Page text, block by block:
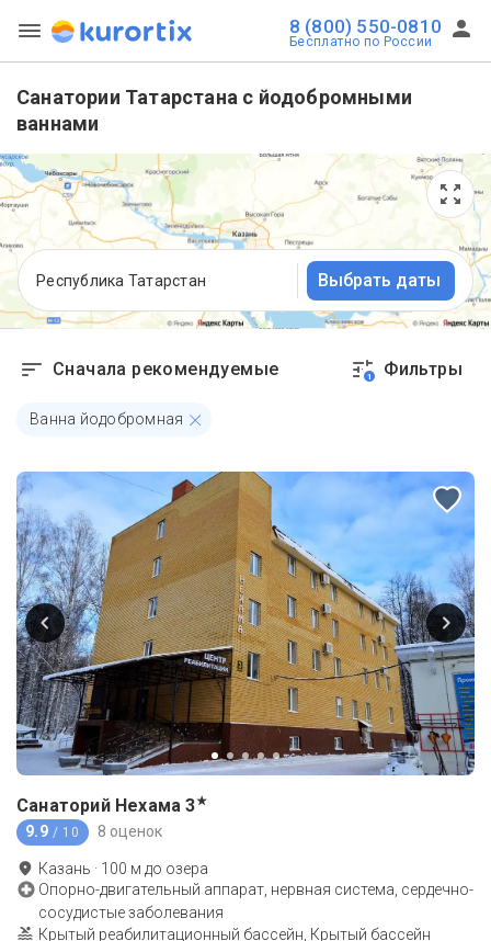
8 (800) 550-0810
Бесплатно по России
Санатории Татарстана с йодобромными
ваннами
Республика Татарстан Выбрать даты
Сначала рекомендуемые 1 Фильтры
Ванна йодобромная
Санаторий Нехама 3★
9.9 / 10 8 оценок
Казань · 100 м до озера
Опорно-двигательный аппарат, нервная система, сердечно-
сосудистые заболевания
Крытый реабилитационный бассейн, Крытый бассейн